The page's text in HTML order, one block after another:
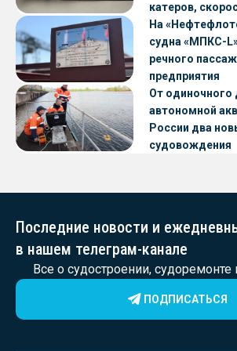
катеров,
судов с малой
На
судна «МПКС-
речного
предприятия
От одиночного
автономной
России два
судовождения
Последние новости и
в нашем телеграм-канале
Все о судостроении, судоремонте
ПОДПИСАТЬСЯ